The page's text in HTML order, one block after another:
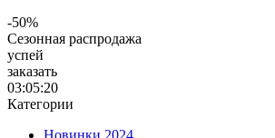
-50%
Сезонная распродажа
успей
заказать
03:05:20
Категории
Новинки 2024